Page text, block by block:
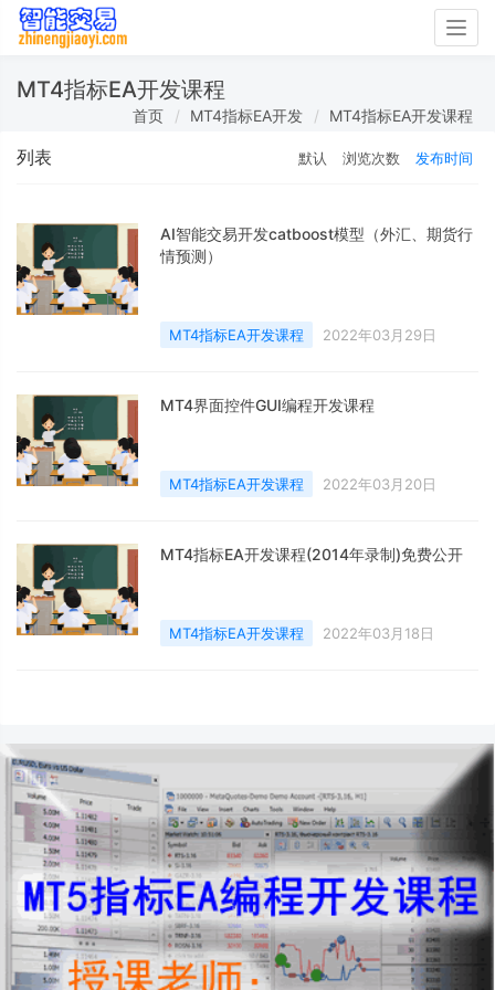
MT4指标EA开发课程
首页 MT4指标EA开发 MT4指标EA开发课程
列表 默认 浏览次数 发布时间
AI智能交易开发catboost模型（外汇、期货行
情预测）
MT4指标EA开发课程 2022年03月29日
MT4界面控件GUI编程开发课程
MT4指标EA开发课程 2022年03月20日
MT4指标EA开发课程(2014年录制)免费公开
MT4指标EA开发课程 2022年03月18日